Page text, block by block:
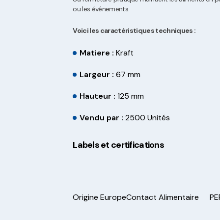
ou les événements.
Voici les caractéristiques techniques :
Matiere :Kraft
Largeur :67 mm
Hauteur :125 mm
Vendu par :2500 Unités
Labels et certifications
Origine EuropeContact Alimentaire